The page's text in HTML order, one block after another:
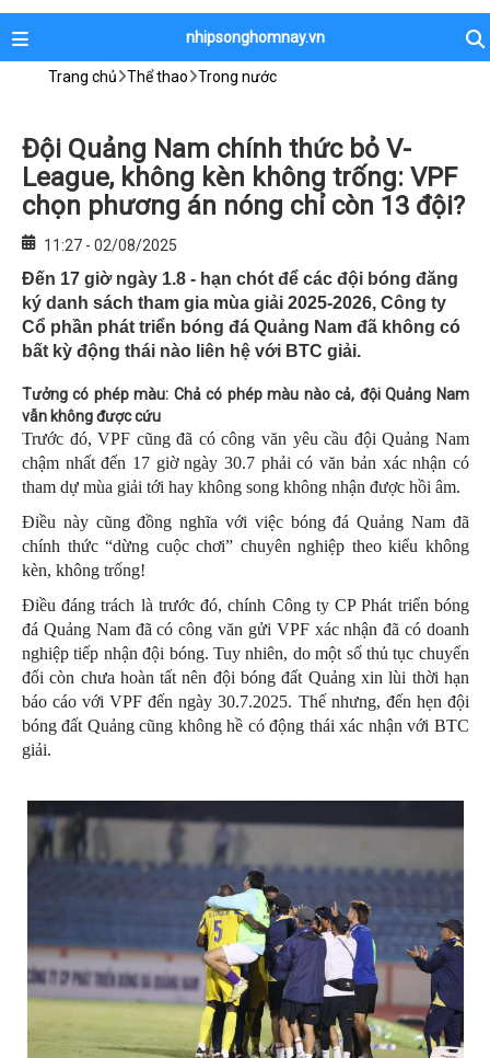
nhipsonghomnay.vn
Trang chủ Thể thao Trong nước
Đội Quảng Nam chính thức bỏ V-
League, không kèn không trống: VPF
chọn phương án nóng chỉ còn 13 đội?
11:27 - 02/08/2025
Đến 17 giờ ngày 1.8 - hạn chót để các đội bóng đăng
ký danh sách tham gia mùa giải 2025-2026, Công ty
Cổ phần phát triển bóng đá Quảng Nam đã không có
bất kỳ động thái nào liên hệ với BTC giải.
Tưởng có phép màu: Chả có phép màu nào cả, đội Quảng Nam
vẫn không được cứu
Trước đó, VPF cũng đã có công văn yêu cầu đội Quảng Nam
chậm nhất đến 17 giờ ngày 30.7 phải có văn bản xác nhận có
tham dự mùa giải tới hay không song không nhận được hồi âm.
Điều này cũng đồng nghĩa với việc bóng đá Quảng Nam đã
chính thức “dừng cuộc chơi” chuyên nghiệp theo kiểu không
kèn, không trống!
Điều đáng trách là trước đó, chính Công ty CP Phát triển bóng
đá Quảng Nam đã có công văn gửi VPF xác nhận đã có doanh
nghiệp tiếp nhận đội bóng. Tuy nhiên, do một số thủ tục chuyển
đổi còn chưa hoàn tất nên đội bóng đất Quảng xin lùi thời hạn
báo cáo với VPF đến ngày 30.7.2025. Thế nhưng, đến hẹn đội
bóng đất Quảng cũng không hề có động thái xác nhận với BTC
giải.